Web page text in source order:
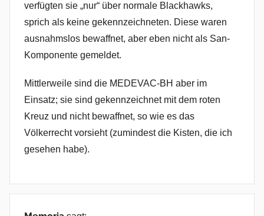
verfügten sie „nur“ über normale Blackhawks,
sprich als keine gekennzeichneten. Diese waren
ausnahmslos bewaffnet, aber eben nicht als San-
Komponente gemeldet.
Mittlerweile sind die MEDEVAC-BH aber im
Einsatz; sie sind gekennzeichnet mit dem roten
Kreuz und nicht bewaffnet, so wie es das
Völkerrecht vorsieht (zumindest die Kisten, die ich
gesehen habe).